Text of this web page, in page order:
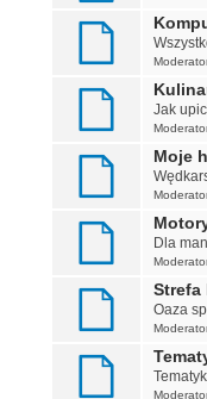
Jak
Moje
Dla
Strefa
Oaza